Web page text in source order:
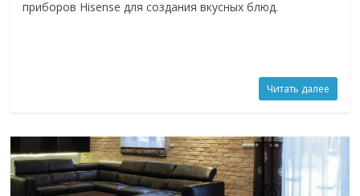
приборов Hisense для создания вкусных блюд.
Читать далее